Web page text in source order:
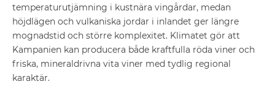
temperaturutjämning i kustnära vingårdar, medan
höjdlägen och vulkaniska jordar i inlandet ger längre
mognadstid och större komplexitet. Klimatet gör att
Kampanien kan producera både kraftfulla röda viner och
friska, mineraldrivna vita viner med tydlig regional
karaktär.